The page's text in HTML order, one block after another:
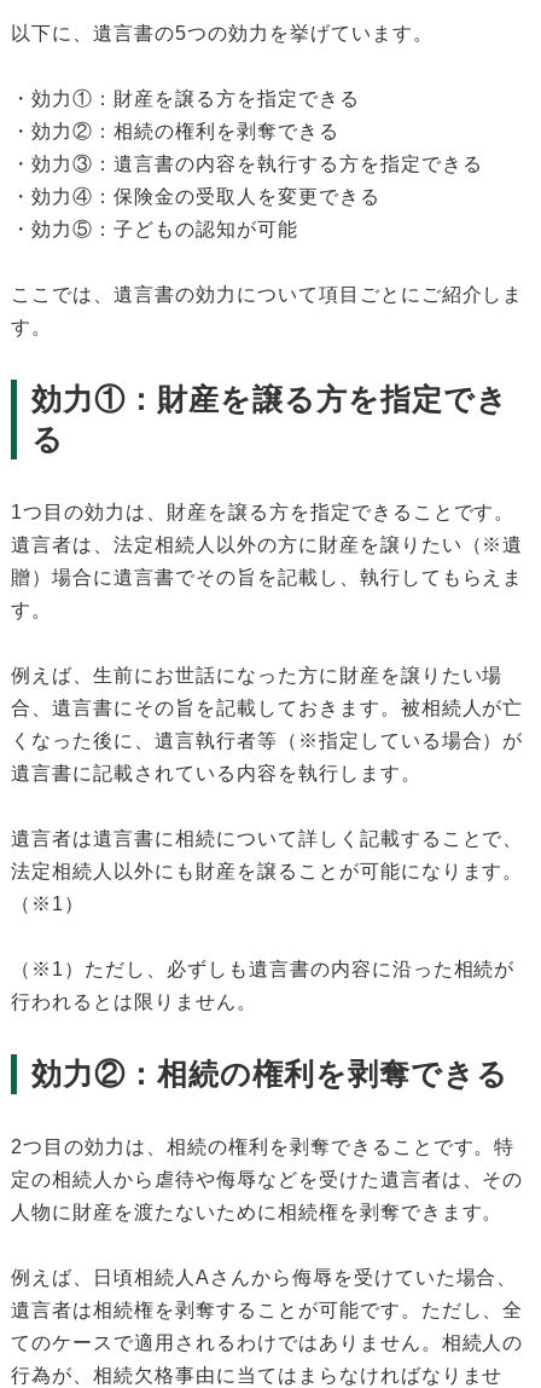
以下に、遺言書の5つの効力を挙げています。
・効力①：財産を譲る方を指定できる
・効力②：相続の権利を剥奪できる
・効力③：遺言書の内容を執行する方を指定できる
・効力④：保険金の受取人を変更できる
・効力⑤：子どもの認知が可能
ここでは、遺言書の効力について項目ごとにご紹介しま
す。
効力①：財産を譲る方を指定でき
る
1つ目の効力は、財産を譲る方を指定できることです。
遺言者は、法定相続人以外の方に財産を譲りたい（※遺
贈）場合に遺言書でその旨を記載し、執行してもらえま
す。
例えば、生前にお世話になった方に財産を譲りたい場
合、遺言書にその旨を記載しておきます。被相続人が亡
くなった後に、遺言執行者等（※指定している場合）が
遺言書に記載されている内容を執行します。
遺言者は遺言書に相続について詳しく記載することで、
法定相続人以外にも財産を譲ることが可能になります。
（※1）
（※1）ただし、必ずしも遺言書の内容に沿った相続が
行われるとは限りません。
効力②：相続の権利を剥奪できる
2つ目の効力は、相続の権利を剥奪できることです。特
定の相続人から虐待や侮辱などを受けた遺言者は、その
人物に財産を渡たないために相続権を剥奪できます。
例えば、日頃相続人Aさんから侮辱を受けていた場合、
遺言者は相続権を剥奪することが可能です。ただし、全
てのケースで適用されるわけではありません。相続人の
行為が、相続欠格事由に当てはまらなければなりませ